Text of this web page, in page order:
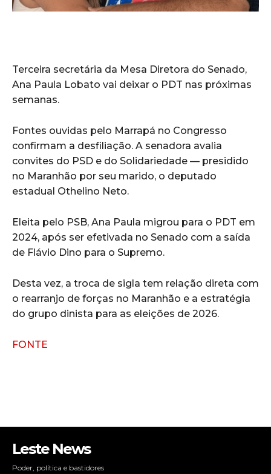
Terceira secretária da Mesa Diretora do Senado,
Ana Paula Lobato vai deixar o PDT nas próximas
semanas.
Fontes ouvidas pelo Marrapá no Congresso
confirmam a desfiliação. A senadora avalia
convites do PSD e do Solidariedade — presidido
no Maranhão por seu marido, o deputado
estadual Othelino Neto.
Eleita pelo PSB, Ana Paula migrou para o PDT em
2024, após ser efetivada no Senado com a saída
de Flávio Dino para o Supremo.
Desta vez, a troca de sigla tem relação direta com
o rearranjo de forças no Maranhão e a estratégia
do grupo dinista para as eleições de 2026.
FONTE
Leste News
Poder, política e bastidores